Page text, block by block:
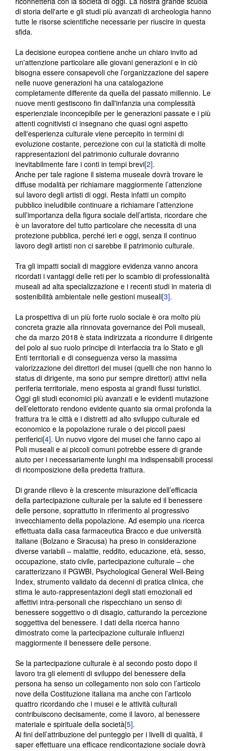
di storia dell'arte e gli studi più avanzati di archeologia hanno
tutte le risorse scientifiche necessarie per riuscire in questa
sfida.
La decisione europea contiene anche un chiaro invito ad
un'attenzione particolare alle giovani generazioni e in ciò
bisogna essere consapevoli che l’organizzazione del sapere
nelle nuove generazioni ha una catalogazione
completamente differente da quella del passato millennio. Le
nuove menti gestiscono fin dall'infanzia una complessità
esperienziale inconcepibile per le generazioni passate e i più
attenti cognitivisti ci insegnano che quasi ogni aspetto
dell'esperienza culturale viene percepito in termini di
evoluzione costante, percezione con cui la staticità di molte
rappresentazioni del patrimonio culturale dovranno
inevitabilmente fare i conti in tempi brevi[2].
Anche per tale ragione il sistema museale dovrà trovare le
diffuse modalità per richiamare maggiormente l’attenzione
sul lavoro degli artisti di oggi. Resta infatti un compito
pubblico ineludibile continuare a richiamare l’attenzione
sull’importanza della figura sociale dell’artista, ricordare che
è un lavoratore del tutto particolare che necessita di una
protezione pubblica, perché ieri e oggi, senza il continuo
lavoro degli artisti non ci sarebbe il patrimonio culturale.
Tra gli impatti sociali di maggiore evidenza vanno ancora
ricordati i vantaggi delle reti per lo scambio di professionalità
museali ad alta specializzazione e i recenti studi in materia di
sostenibilità ambientale nelle gestioni museali[3].
La prospettiva di un più forte ruolo sociale è ora molto più
concreta grazie alla rinnovata governance dei Poli museali,
che da marzo 2018 è stata indirizzata a ricondurre il dirigente
del polo al suo ruolo principe di interfaccia tra lo Stato e gli
Enti territoriali e di conseguenza verso la massima
valorizzazione dei direttori dei musei (quelli che non hanno lo
status di dirigente, ma sono pur sempre direttori) attivi nella
periferia territoriale, meno esposta ai grandi flussi turistici.
Oggi gli studi economici più avanzati e le evidenti mutazione
dell’elettorato rendono evidente quanto sia ormai profonda la
frattura tra le città e i distretti ad alto sviluppo culturale ed
economico e la popolazione rurale o dei piccoli paesi
periferici[4]. Un nuovo vigore dei musei che fanno capo ai
Poli museali e ai piccoli comuni potrebbe essere di grande
aiuto per i necessariamente lunghi ma indispensabili processi
di ricomposizione della predetta frattura.
Di grande rilievo è la crescente misurazione dell’efficacia
della partecipazione culturale per la salute ed il benessere
delle persone, soprattutto in riferimento al progressivo
invecchiamento della popolazione. Ad esempio una ricerca
effettuata dalla casa farmaceutica Bracco e due università
italiane (Bolzano e Siracusa) ha preso in considerazione
diverse variabili – malattie, reddito, educazione, età, sesso,
occupazione, stato civile, partecipazione culturale – che
caratterizzano il PGWBI, Psychological General Well-Being
Index, strumento validato da decenni di pratica clinica, che
stima le auto-rappresentazioni degli stati emozionali ed
affettivi intra-personali che rispecchiano un senso di
benessere soggettivo o di disagio, catturando la percezione
soggettiva del benessere. I dati della ricerca hanno
dimostrato come la partecipazione culturale influenzi
maggiormente il benessere delle persone.
Se la partecipazione culturale è al secondo posto dopo il
lavoro tra gli elementi di sviluppo del benessere della
persona ha senso un collegamento non solo con l’articolo
nove della Costituzione italiana ma anche con l’articolo
quattro ricordando che i musei e le attività culturali
contribuiscono decisamente, come il lavoro, al benessere
materiale e spirituale della società[5].
Ai fini dell’attribuzione del punteggio per i livelli di qualità, il
saper effettuare una efficace rendicontazione sociale dovrà